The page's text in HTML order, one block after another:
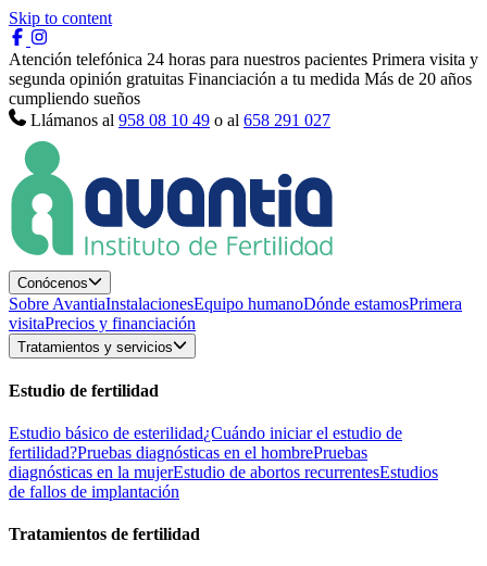
Skip to content
Atención telefónica 24 horas para nuestros pacientes Primera visita y
segunda opinión gratuitas Financiación a tu medida Más de 20 años
cumpliendo sueños
Llámanos al 958 08 10 49 o al 658 291 027
Conócenos
Sobre AvantiaInstalacionesEquipo humanoDónde estamosPrimera
visitaPrecios y financiación
Tratamientos y servicios
Estudio de fertilidad
Estudio básico de esterilidad¿Cuándo iniciar el estudio de
fertilidad?Pruebas diagnósticas en el hombrePruebas
diagnósticas en la mujerEstudio de abortos recurrentesEstudios
de fallos de implantación
Tratamientos de fertilidad